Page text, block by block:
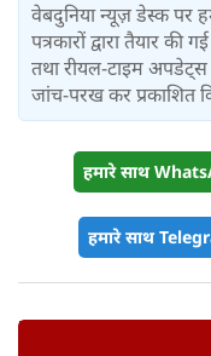
वेबदुनिया न्यूज़ डेस्क पर
पत्रकारों द्वारा तैयार की
तथा रीयल-टाइम अपडेट्स
जांच-परख कर प्रकाशित
हमारे साथ
हमारे साथ